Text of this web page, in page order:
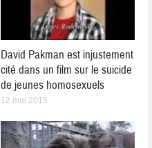
David Pakman est injustement
cité dans un film sur le suicide
de jeunes homosexuels
12 mai 2015